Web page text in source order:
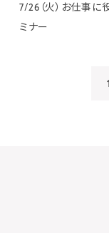
7/26（火）お仕事に
ミナー
1